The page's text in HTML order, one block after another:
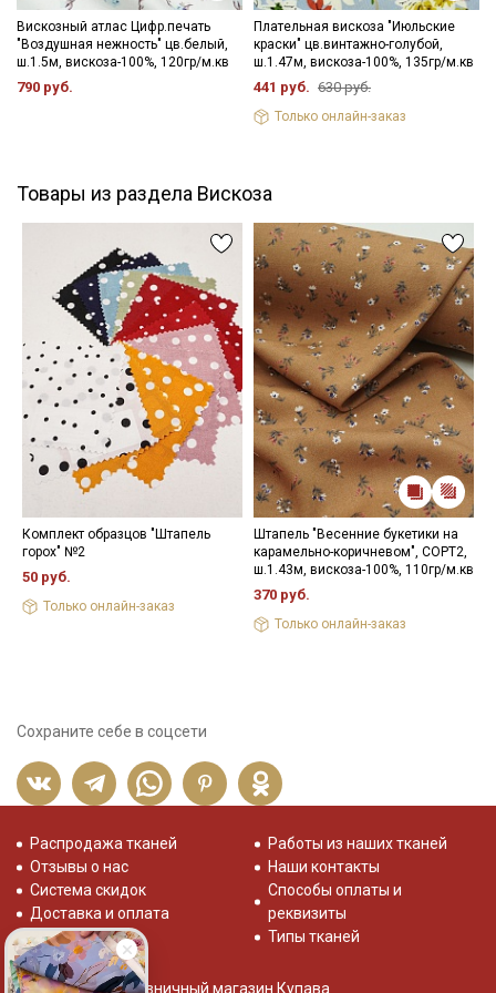
Цветопередача (тон) может отличаться от оригинального
цвета ткани в зависимости от настроек вашего монитора и в
зависимости от партии.
Вискозный атлас Цифр.печать
"Воздушная нежность" цв.белый,
ш.1.5м, вискоза-100%, 120гр/м.кв
790 руб.
Плательная вискоза "Июльские
краски" цв.винтажно-голубой,
ш.1.47м, вискоза-100%, 135гр/м.кв
441 руб. 630 руб.
Только онлайн-заказ
Товары из раздела Вискоза
Комплект образцов "Штапель
горох" №2
50 руб.
Только онлайн-заказ
Штапель "Весенние букетики на
карамельно-коричневом", СОРТ2,
ш.1.43м, вискоза-100%, 110гр/м.кв
370 руб.
Только онлайн-заказ
Сохраните себе в соцсети
Распродажа тканей
Отзывы о нас
Система скидок
Доставка и оплата
Работы из наших тканей
Наши контакты
Способы оплаты и
реквизиты
Типы тканей
Розничный магазин Купава